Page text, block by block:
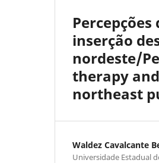
inserção
nordeste/
therapy
northeast
Waldez Cavalcante
Universidade Estadual